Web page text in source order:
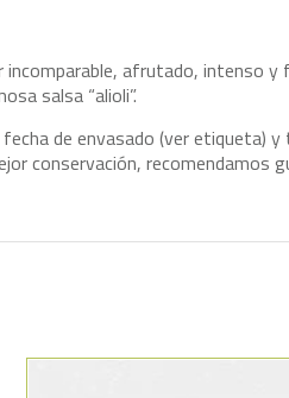
afrutado, intenso
salsa “alioli”.
de envasado (ver etiqueta)
conservación, recomendamos